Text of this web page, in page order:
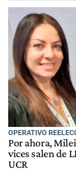
OPERATIVO
Por ahora,
vices salen de
UCR